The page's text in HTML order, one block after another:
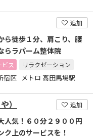
追加
ら徒歩１分、肩こり、腰
らラパーム整体院
ス リラクゼーション
宿区 メトロ 高田馬場駅
） 追加
人気！６０分２９００円
ク上のサービスを！